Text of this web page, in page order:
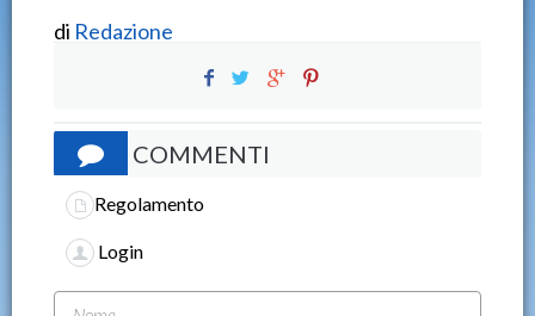
di Redazione
COMMENTI
Regolamento
Login